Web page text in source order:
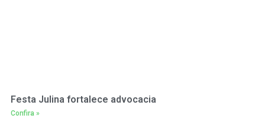
Festa Julina fortalece advocacia
Confira »